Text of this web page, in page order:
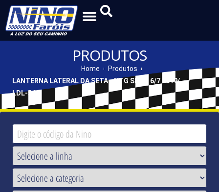
PRODUTOS
Home
Produtos
LANTERNA LATERAL DA SETA - NTG SÉRIE 6/7 2019/... -
LDL-516